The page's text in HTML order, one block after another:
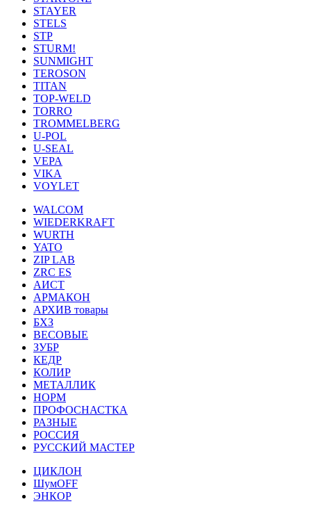
STAYER
STELS
STP
STURM!
SUNMIGHT
TEROSON
TITAN
TOP-WELD
TORRO
TROMMELBERG
U-POL
U-SEAL
VEPA
VIKA
VOYLET
WALCOM
WIEDERKRAFT
WURTH
YATO
ZIP LAB
ZRC ES
АИСТ
АРМАКОН
АРХИВ товары
БХЗ
ВЕСОВЫЕ
ЗУБР
КЕДР
КОЛИР
МЕТАЛЛИК
НОРМ
ПРОФОСНАСТКА
РАЗНЫЕ
РОССИЯ
РУССКИЙ МАСТЕР
ЦИКЛОН
ШумOFF
ЭНКОР